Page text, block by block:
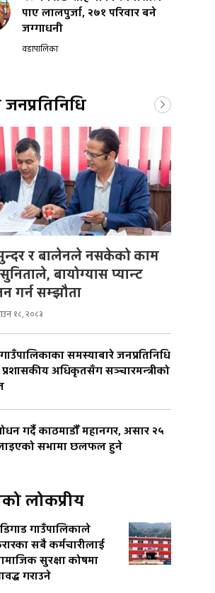
पाए लालपुर्जा, २७१ परिवार बने
जग्गाधनी
वडापालिका
र बालेनले नसकेको काम
बायोग्यास प्यान्ट
गर्न सम्झौता
१८, २०८३
समस्याबारे जनप्रतिनिधि
प्रशासकीय अधिकृतसँग सञ्चारमन्त्रीको
गर्दै काठमाडौँ महानगर, असार २५
सभामा छलफल हुने
लोकप्रीय
गाउँपालिकाले
सबै कर्मचारीलाई
सुरक्षा कोषमा
गराउने